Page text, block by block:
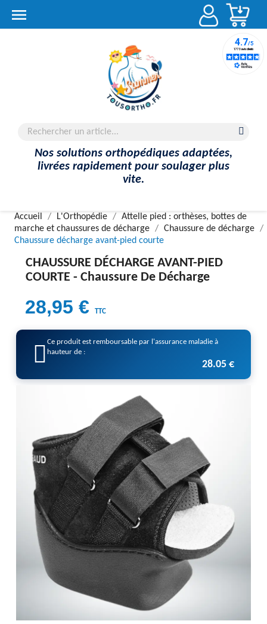

Nos solutions orthopédiques adaptées,
livrées rapidement pour soulager plus
vite.
Accueil L'Orthopédie
Attelle pied : orthèses, bottes de
marche et chaussures de décharge
Chaussure de décharge
Chaussure décharge avant-pied courte
CHAUSSURE DÉCHARGE AVANT-PIED
COURTE - Chaussure De Décharge
28,95 € TTC
Ce produit est remboursable par l'assurance maladie à
hauteur de :
28.05 €